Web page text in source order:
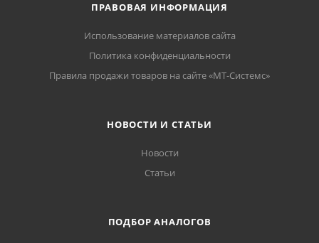
ПРАВОВАЯ ИНФОРМАЦИЯ
Использование материалов сайта
Политика конфиденциальности
Правила продажи товаров на сайте «МТ-Системс»
НОВОСТИ И СТАТЬИ
Новости
Статьи
ПОДБОР АНАЛОГОВ